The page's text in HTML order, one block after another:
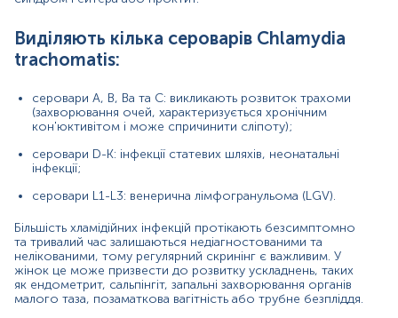
інфікувати дитину під час пологів, що спричиняє
інфекцію очей (кон'юнктивіт) або легенів (пневмонія) у
новонародженого. Для профілактики даного стану
лікування вагітних.
Антитіла класу А (IgА) синтезуються через 10-15 днів
забезпечує місцевий імунітет слизових оболонок. IgА
повністю елімінуються з організму через 3 місяці. Їх
титр зростає при загостренні хронічної інфекції,
повторному інфікуванні й зменшується при
виздоровленні. Позитивні результати повинні бути
підтверджені іншими методами тестування.
Показання до призначення
Наявність симптомів ІПСШ (аномальні вагінальні
Виділяють кілька сероварів Chlamydia
trachomatis:
серовари A, B, Ba та C: викликають розвиток трахоми
(захворювання очей, характеризується хронічним
кон'юктивітом і може спричинити сліпоту);
серовари D-K: інфекції статевих шляхів, неонатальні
інфекції;
серовари L1-L3: венерична лімфогранульома (LGV).
Більшість хламідійних інфекцій протікають безсимптомно
та тривалий час залишаються недіагностованими та
нелікованими, тому регулярний скринінг є важливим. У
жінок це може призвести до розвитку ускладнень, таких
як ендометрит, сальпінгіт, запальні захворювання органів
малого таза, позаматкова вагітність або трубне безпліддя.